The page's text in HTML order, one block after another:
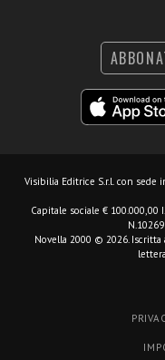
Visibilia Editrice S.r.l. con sede
Capitale sociale € 100.000,00
Novella 2000 © 2026.